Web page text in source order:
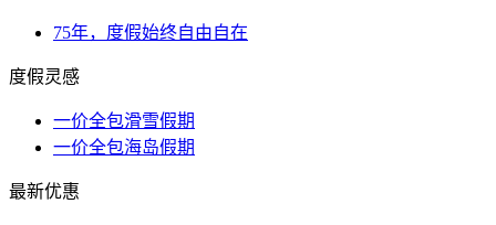
75年，度假始终自由自在
度假灵感
一价全包滑雪假期
一价全包海岛假期
最新优惠